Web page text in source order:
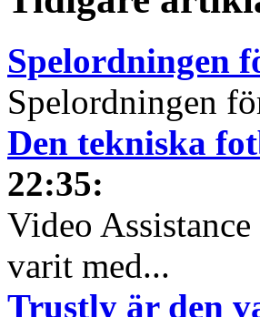
Spelordningen
Spelordningen
Den tekniska
22:35:
Video
varit med...
Trustly är den